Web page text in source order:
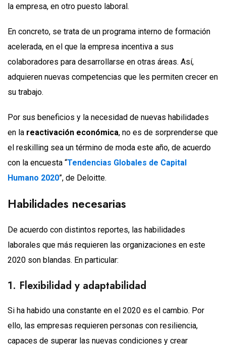
la empresa, en otro puesto laboral.
En concreto, se trata de un programa interno de formación
acelerada, en el que la empresa incentiva a sus
colaboradores para desarrollarse en otras áreas. Así,
adquieren nuevas competencias que les permiten crecer en
su trabajo.
Por sus beneficios y la necesidad de nuevas habilidades
en la reactivación económica, no es de sorprenderse que
el reskilling sea un término de moda este año, de acuerdo
con la encuesta “Tendencias Globales de Capital
Humano 2020”, de Deloitte.
Habilidades necesarias
De acuerdo con distintos reportes, las habilidades
laborales que más requieren las organizaciones en este
2020 son blandas. En particular:
1. Flexibilidad y adaptabilidad
Si ha habido una constante en el 2020 es el cambio. Por
ello, las empresas requieren personas con resiliencia,
capaces de superar las nuevas condiciones y crear